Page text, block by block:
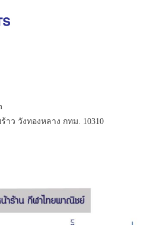
าว วังทองหลาง กทม. 10310